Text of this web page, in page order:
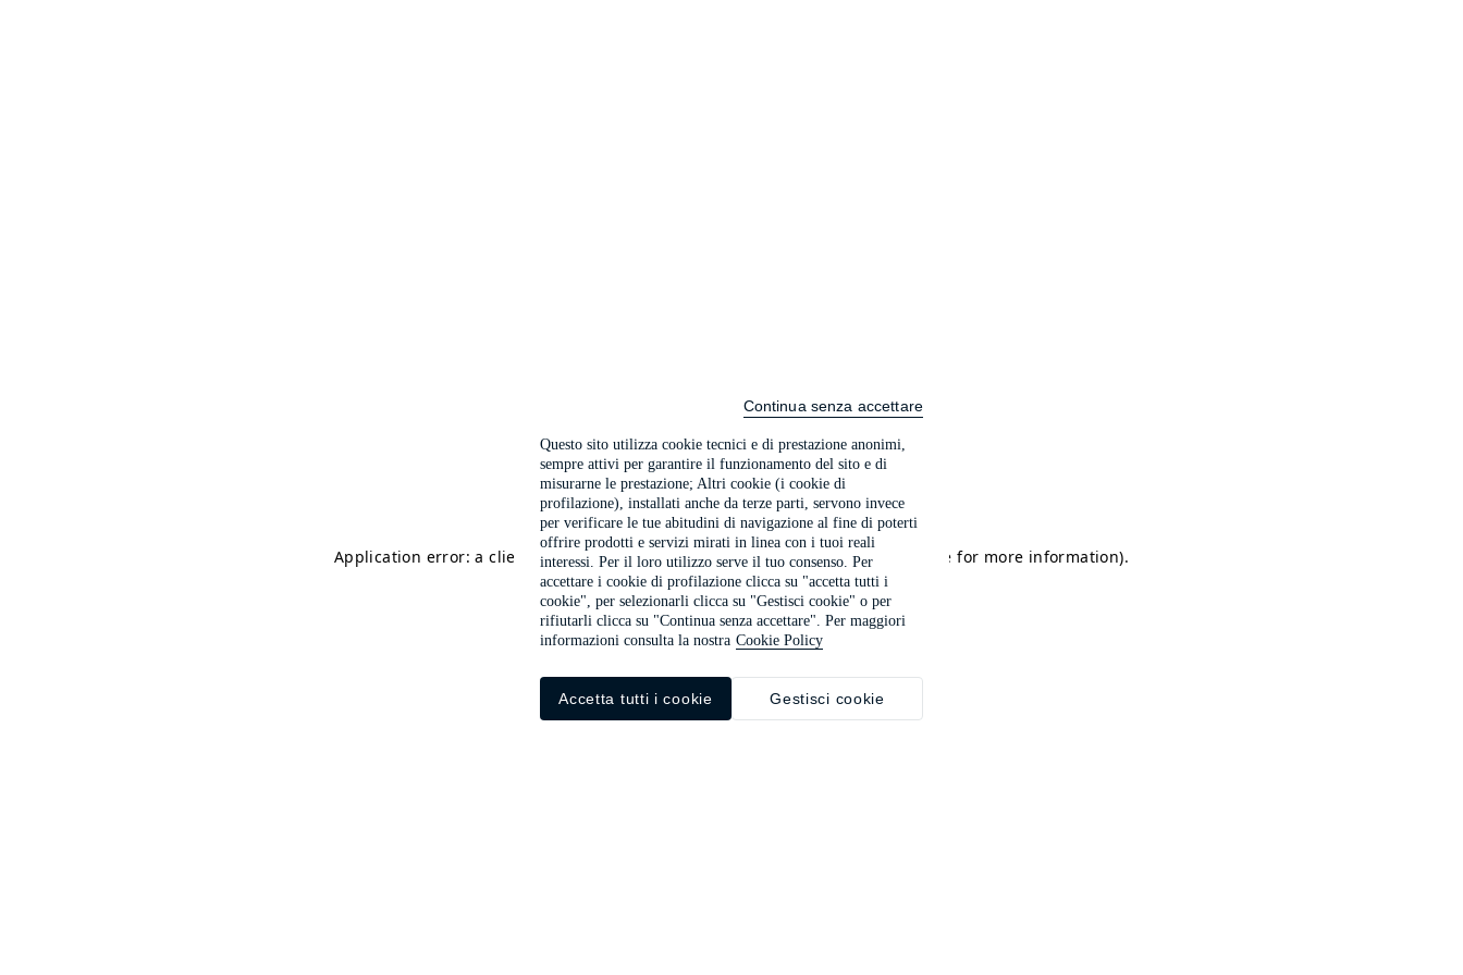
Application error: a client-side exception has occurred (see the browser console for more information).
Questo sito utilizza cookie tecnici e di prestazione anonimi,
sempre attivi per garantire il funzionamento del sito e di
misurarne le prestazione; Altri cookie (i cookie di
profilazione), installati anche da terze parti, servono invece
per verificare le tue abitudini di navigazione al fine di poterti
offrire prodotti e servizi mirati in linea con i tuoi reali
interessi. Per il loro utilizzo serve il tuo consenso. Per
accettare i cookie di profilazione clicca su "accetta tutti i
cookie", per selezionarli clicca su "Gestisci cookie" o per
rifiutarli clicca su "Continua senza accettare". Per maggiori
informazioni consulta la nostra Cookie Policy
Gestisci cookie
Accetta tutti i cookie
Continua senza accettare